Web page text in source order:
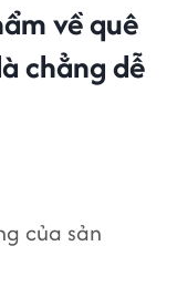
về quê
chẳng dễ
của sản